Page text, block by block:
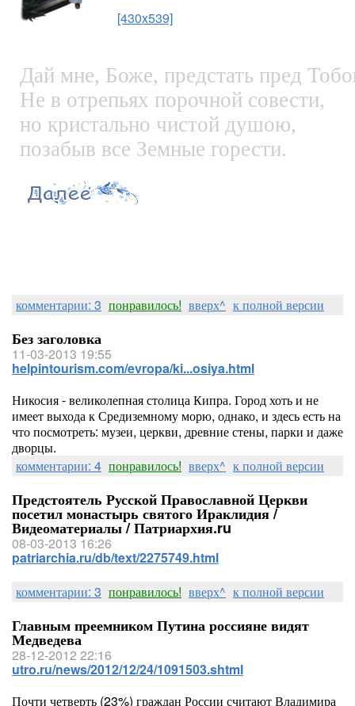
[430x539]
Дай мне, Боже, предстать пред
Не в отрепьях порочной совести,
но кристально чистой душою,
позабыв все Земные горести.
комментарии: 3 понравилось! вверх^ к полной версии
Без заголовка
11-03-2013 19:55
helpintourism.com/evropa/ki...osiya.html
Никосия - великолепная столица Кипра. Город хоть и не
имеет выхода к Средиземному морю, однако, и здесь есть на
что посмотреть: музеи, церкви, древние стены, парки и даже
дворцы.
комментарии: 4 понравилось! вверх^ к полной версии
Предстоятель Русской Православной Церкви
посетил монастырь святого Ираклидия /
Видеоматериалы / Патриархия.ru
08-03-2013 16:26
patriarchia.ru/db/text/2275749.html
комментарии: 3 понравилось! вверх^ к полной версии
Главным преемником Путина россияне видят
Медведева
28-12-2012 22:16
utro.ru/news/2012/12/24/1091503.shtml
Почти четверть (23%) граждан России считают Владимира